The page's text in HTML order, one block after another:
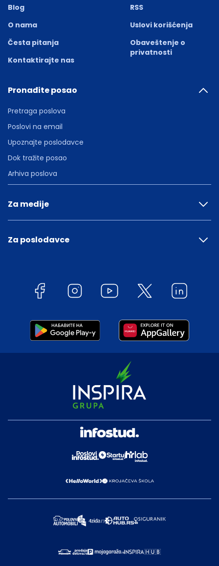
Blog
O nama
Česta pitanja
Kontaktirajte nas
RSS
Uslovi korišćenja
Obaveštenje o
privatnosti
Pronađite posao
Pretraga poslova
Poslovi na email
Upoznajte poslodavce
Dok tražite posao
Arhiva poslova
Za medije
Za poslodavce